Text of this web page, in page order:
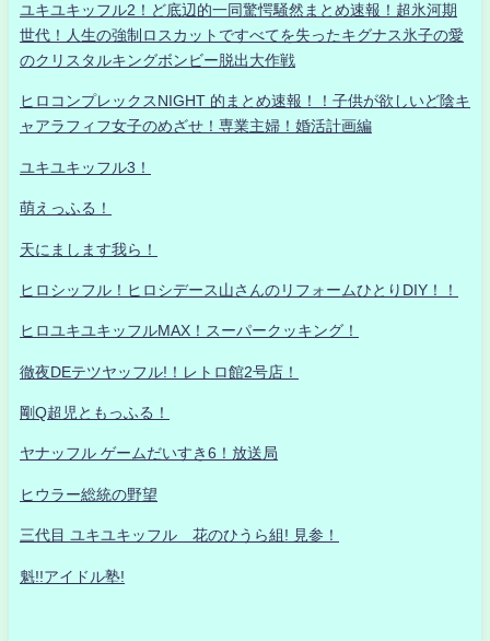
ユキユキッフル2！ど底辺的一同驚愕騒然まとめ速報！超氷河期
世代！人生の強制ロスカットですべてを失ったキグナス氷子の愛
のクリスタルキングボンビー脱出大作戦
ヒロコンプレックスNIGHT 的まとめ速報！！子供が欲しいど陰キ
ャアラフィフ女子のめざせ！専業主婦！婚活計画編
ユキユキッフル3！
萌えっふる！
天にまします我ら！
ヒロシッフル！ヒロシデース山さんのリフォームひとりDIY！！
ヒロユキユキッフルMAX！スーパークッキング！
徹夜DEテツヤッフル!！レトロ館2号店！
剛Q超児ともっふる！
ヤナッフル ゲームだいすき6！放送局
ヒウラー総統の野望
三代目 ユキユキッフル 花のひうら組! 見参！
魁!!アイドル塾!